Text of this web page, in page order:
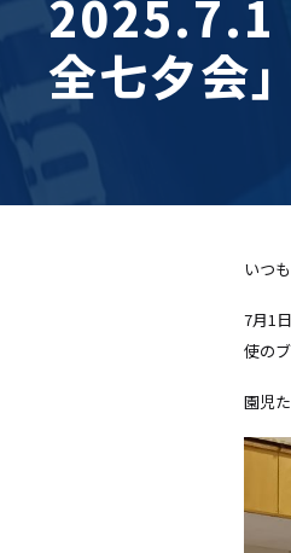
2025.7.1
全七夕会
いつ
7月1
使の
園児